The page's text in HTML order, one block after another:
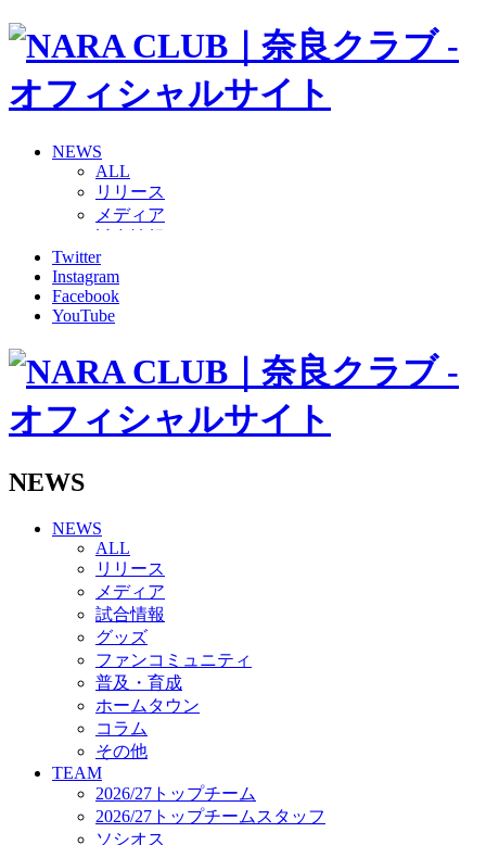
NEWS
ALL
リリース
メディア
グッズ
ファンコミュニティ
普及・育成
ホームタウン
その他
2026/27トップチーム
2026/27トップチームスタッフ
ボランティアチーム「volundeer」
ビクトリーロード
HOMEGAME
観戦ルール＆マナー
ホームゲーム運営管理規定
Jリーグ運営管理規定
写真・動画使用ガイドライン
ロートフィールド奈良
SCHEDULE
2026/27
練習見学時のファンサービスについて
TICKET
奈良クラブ明治安田J3リーグ2026/27シーズン試
合観戦チケット
奈良クラブ明治安田Ｊ3リーグ 2026/27シーズン
Twitter
Instagram
Facebook
YouTube
NEWS
NEWS
ALL
リリース
メディア
試合情報
グッズ
ファンコミュニティ
普及・育成
ホームタウン
コラム
その他
TEAM
2026/27トップチーム
2026/27トップチームスタッフ
ソシオス